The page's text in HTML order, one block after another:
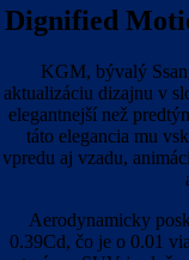
Dignified
KGM, bývalý
aktualizáciu dizajnu v
elegantnejší než
táto elegancia mu
vpredu aj vzadu,
Aerodynamicky
0.39Cd, čo je o 0.01